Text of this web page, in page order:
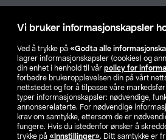
Vi bruker informasjonskapsler
Ved å trykke på «Godta alle
lagrer informasjonskapsler (cookies) og
din enhet i henhold til vår policy for
forbedre brukeropplevelsen din på vårt
nettstedet og for å tilpasse våre
typer informasjonskapsler: nødvendige,
annonserelaterte. For nødvendige
krav om samtykke, ettersom de er
fungere. Hvis du istedenfor ønsker å
trykke på «Innstillinger». Ditt samtykke er
Våre selskaper
Finn din
SE NO FI